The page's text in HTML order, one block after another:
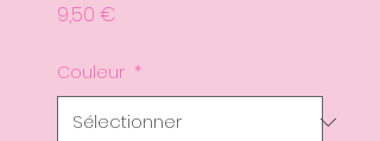
9,50 €
Couleur *